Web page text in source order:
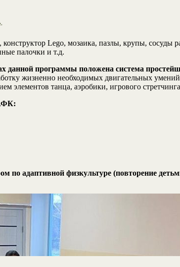
Lego, мозаика, пазлы, крупы, сосуды
палочки и т.д.
данной программы положена система
жизненно необходимых двигательных
элементов танца, аэробики, игрового
по адаптивной физкультуре (повторение